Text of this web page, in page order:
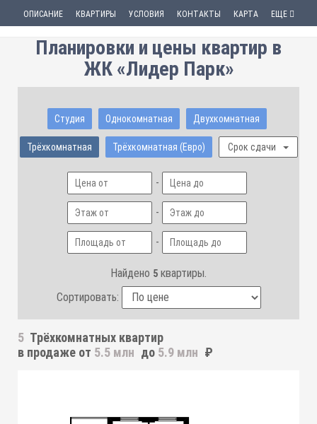
ОПИСАНИЕ КВАРТИРЫ УСЛОВИЯ КОНТАКТЫ КАРТА ЕЩЕ
Планировки и цены квартир в
ЖК «Лидер Парк»
Студия Однокомнатная Двухкомнатная
Трёхкомнатная Трёхкомнатная (Евро) Срок сдачи
-
-
-
Найдено 5 квартиры.
Сортировать:
5 Трёхкомнатных квартир
в продаже от 5.5 млн до 5.9 млн ₽